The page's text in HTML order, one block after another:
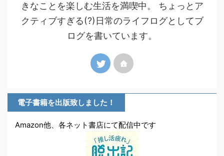
きなことを楽しむ生活を満喫中。 ちょっとア
クティブすぎる(?)日常のライフログとしてブ
ログを書いています。
電子書籍を出版致しました！
Amazon他、各ネット書店にて配信中です